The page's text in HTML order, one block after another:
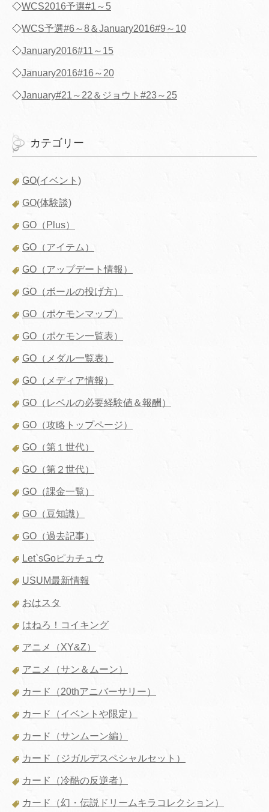
◇WCS2016予選#1～5
◇WCS予選#6～8＆January2016#9～10
◇January2016#11～15
◇January2016#16～20
◇January#21～22＆ジョウト#23～25
カテゴリー
GO(イベント)
GO(体験談)
GO（Plus）
GO（アイテム）
GO（アップデート情報）
GO（ボールの投げ方）
GO（ポケモンマップ）
GO（ポケモン一覧表）
GO（メダル一覧表）
GO（メディア情報）
GO（レベルの必要経験値＆報酬）
GO（攻略トップページ）
GO（第１世代）
GO（第２世代）
GO（課金一覧）
GO（豆知識）
GO（過去記事）
Let`sGoピカチュウ
USUM最新情報
おはスタ
はねろ！コイキング
アニメ（XY&Z）
アニメ（サン＆ムーン）
カード（20thアニバーサリー）
カード（イベントや限定）
カード（サンムーン編）
カード（ジガルデスペシャルセット）
カード（冷酷の反逆者）
カード（幻・伝説ドリームキラコレクション）